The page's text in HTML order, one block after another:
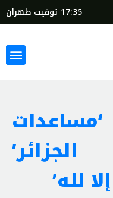
17:35 توقيت طهران
لله’